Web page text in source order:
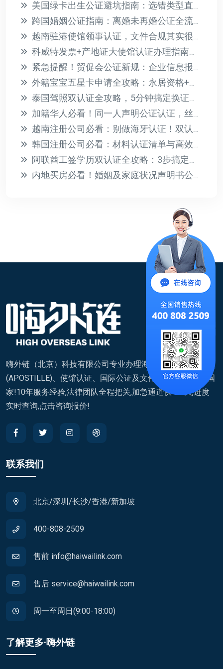
美国绿卡出生公证避坑指南：选错类型直接拒签！
跨国婚姻公证指南：离婚未再婚公证全流程解析
越南驻港使馆领事认证，文件合规其实很简单
科威特发票+产地证大使馆认证办理指南，3步搞定双认证
紧急提醒！贸促会公证新规：企业信息报告必须补充说明，缺件将影响认证
外籍宝宝五星卡申请全攻略：永居资格+教育医疗福利一步到位
泰国驾照双认证全攻略，5分钟搞定换证流程！
加籍华人必看！同一人声明公证认证，丝滑证明“我就是我”
越南注册公司必看：别做海牙认证！双认证流程全解析
韩国注册公司必看：材料认证清单与高效办理指南
阿联酋工签学历双认证全攻略：3步搞定公证+使馆认证，避坑指南
内地买房必看！婚姻及家庭状况声明书公证全攻略
嗨外链（北京）科技有限公司专业办理海牙认证
(APOSTILLE)、使馆认证、国际公证及文件翻译,覆盖200+国
家!10年服务经验,法律团队全程把关,加急通道快至7天,进度
实时查询,点击咨询报价!
联系我们
北京/深圳/长沙/香港/新加坡
400-808-2509
售前 info@haiwailink.com
售后 service@haiwailink.com
周一至周日(9:00-18:00)
了解更多·嗨外链